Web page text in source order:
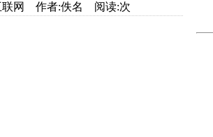
联网 作者:佚名 阅读:次